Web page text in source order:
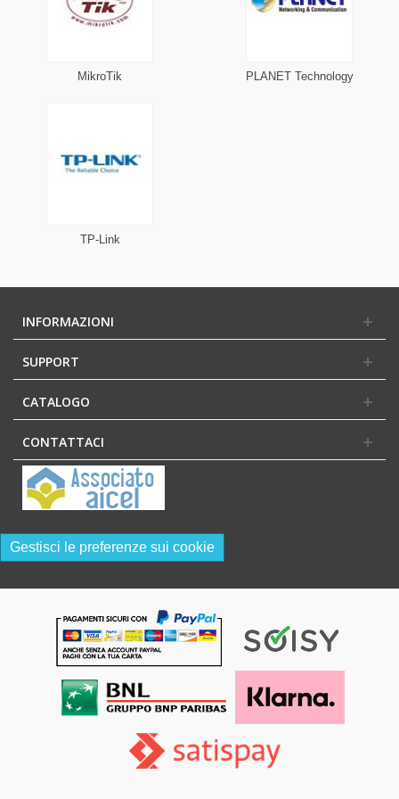
MikroTik PLANET Technology
TP-Link
INFORMAZIONI
SUPPORT
CATALOGO
CONTATTACI
Gestisci le preferenze sui cookie